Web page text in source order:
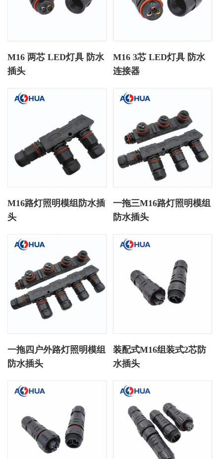
M16 两芯 LED灯具 防水
插头
M16 3芯 LED灯具 防水
连接器
M16路灯照明模组防水插
头
一拖三M16路灯照明模组
防水插头
一拖四户外路灯照明模组
防水插头
装配式M16组装式2芯防
水插头